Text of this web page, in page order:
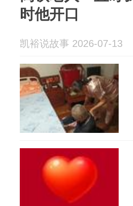
时他开口
凯裕说故事 2026-07-13